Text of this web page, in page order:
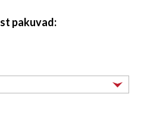
pakuvad: